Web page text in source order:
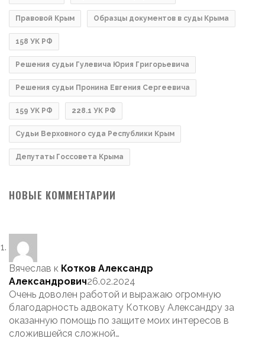
Правовой Крым Образцы документов в суды Крыма
158 УК РФ
Решения судьи Гулевича Юрия Григорьевича
Решения судьи Пронина Евгения Сергеевича
159 УК РФ 228.1 УК РФ
Судьи Верховного суда Республики Крым
Депутаты Госсовета Крыма
НОВЫЕ КОММЕНТАРИИ
Вячеслав к Котков Александр
Александрович26.02.2024
Очень доволен работой и выражаю огромную
благодарность адвокату Коткову Александру за
оказанную помощь по защите моих интересов в
сложившейся сложной…